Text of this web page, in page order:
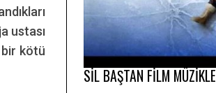
ustası
bir kötü
SİL BAŞTAN FİLM